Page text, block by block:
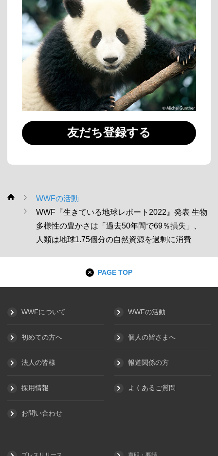
友だち登録する
WWF
WWFの活動
WWF『生きている地球レポート2022』発表 生物
多様性の豊かさは「過去50年間で69％損失」、
人類は地球1.75個分の自然資源を過剰に消費
PAGE TOP
WWFについて WWFの活動
初めての方へ 個人の皆さまへ
法人の皆様 報道関係の方
採用情報 よくあるご質問
お問い合わせ